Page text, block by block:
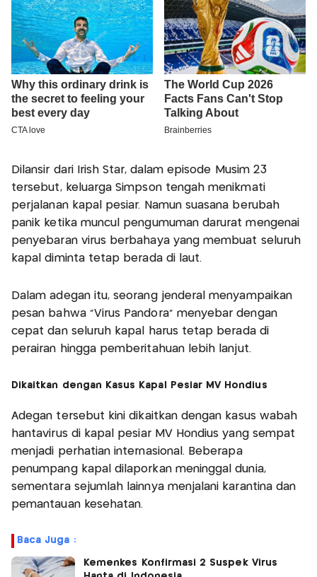
Dilansir dari Irish Star, dalam episode Musim 23
tersebut, keluarga Simpson tengah menikmati
perjalanan kapal pesiar. Namun suasana berubah
panik ketika muncul pengumuman darurat mengenai
penyebaran virus berbahaya yang membuat seluruh
kapal diminta tetap berada di laut.
Dalam adegan itu, seorang jenderal menyampaikan
pesan bahwa “Virus Pandora” menyebar dengan
cepat dan seluruh kapal harus tetap berada di
perairan hingga pemberitahuan lebih lanjut.
Dikaitkan dengan Kasus Kapal Pesiar MV Hondius
Adegan tersebut kini dikaitkan dengan kasus wabah
hantavirus di kapal pesiar MV Hondius yang sempat
menjadi perhatian internasional. Beberapa
penumpang kapal dilaporkan meninggal dunia,
sementara sejumlah lainnya menjalani karantina dan
pemantauan kesehatan.
Baca Juga :
Kemenkes Konfirmasi 2 Suspek Virus